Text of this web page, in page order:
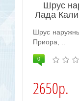
Шрус
Лада
Шрус
Приора, ..
0
2650р.